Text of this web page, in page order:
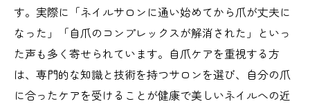
す。実際に「ネイルサロンに通い始めてから爪が丈夫に
なった」「自爪のコンプレックスが解消された」といっ
た声も多く寄せられています。自爪ケアを重視する方
は、専門的な知識と技術を持つサロンを選び、自分の爪
に合ったケアを受けることが健康で美しいネイルへの近